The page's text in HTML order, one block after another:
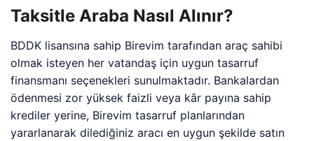
Taksitle Araba Nasıl Alınır?
BDDK lisansına sahip Birevim tarafından araç sahibi
olmak isteyen her vatandaş için uygun tasarruf
finansmanı seçenekleri sunulmaktadır. Bankalardan
ödenmesi zor yüksek faizli veya kâr payına sahip
krediler yerine, Birevim tasarruf planlarından
yararlanarak dilediğiniz aracı en uygun şekilde satın